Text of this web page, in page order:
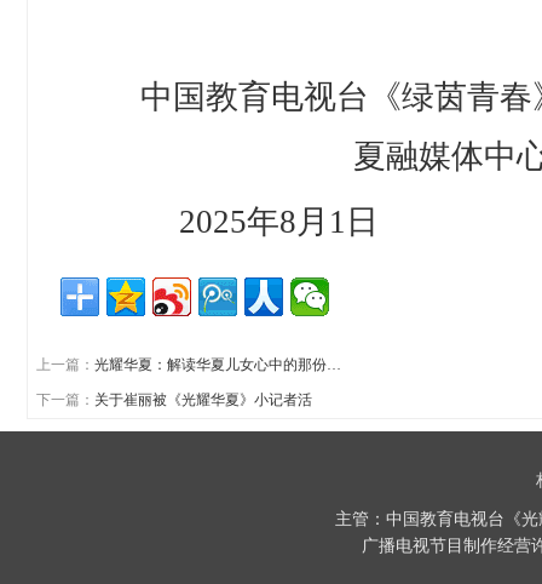
中国教育电视台《绿茵青
夏融媒体中
2025年8月1日
上一篇：光耀华夏：解读华夏儿女心中的那份…
下一篇： 关于崔丽被《光耀华夏》小记者活
主管：中国教育电视台《
广播电视节目制作经营